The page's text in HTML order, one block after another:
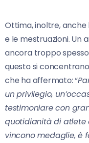
Ottima, inoltre, anche
e le mestruazioni. Un
ancora troppo
questo si
che ha affermato: “
un privilegio,
testimoniare con
quotidianità di atlete
vincono medaglie, è